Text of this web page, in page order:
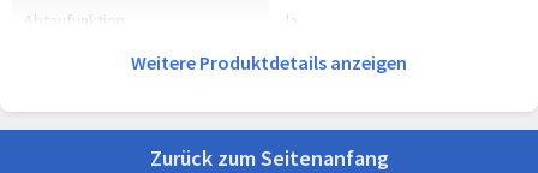
Abtaufunktion Ja
Entfernbarer Krumebehälter Ja
Weitere Produktdetails anzeigen
Zurück zum Seitenanfang